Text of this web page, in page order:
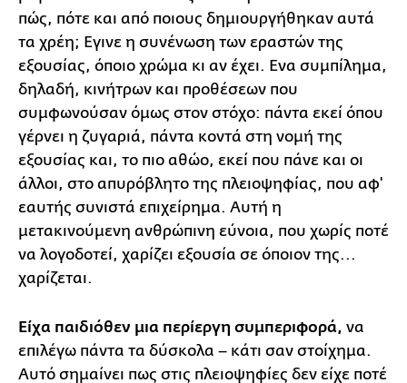
πώς, πότε και από ποιους δημιουργήθηκαν αυτά
τα χρέη; Εγινε η συνένωση των εραστών της
εξουσίας, όποιο χρώμα κι αν έχει. Ενα συμπίλημα,
δηλαδή, κινήτρων και προθέσεων που
συμφωνούσαν όμως στον στόχο: πάντα εκεί όπου
γέρνει η ζυγαριά, πάντα κοντά στη νομή της
εξουσίας και, το πιο αθώο, εκεί που πάνε και οι
άλλοι, στο απυρόβλητο της πλειοψηφίας, που αφ'
εαυτής συνιστά επιχείρημα. Αυτή η
μετακινούμενη ανθρώπινη εύνοια, που χωρίς ποτέ
να λογοδοτεί, χαρίζει εξουσία σε όποιον της...
χαρίζεται.
Είχα παιδιόθεν μια περίεργη συμπεριφορά, να
επιλέγω πάντα τα δύσκολα – κάτι σαν στοίχημα.
Αυτό σημαίνει πως στις πλειοψηφίες δεν είχε ποτέ